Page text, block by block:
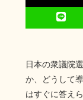
日本の衆議院
か、どうして
はすぐに答え